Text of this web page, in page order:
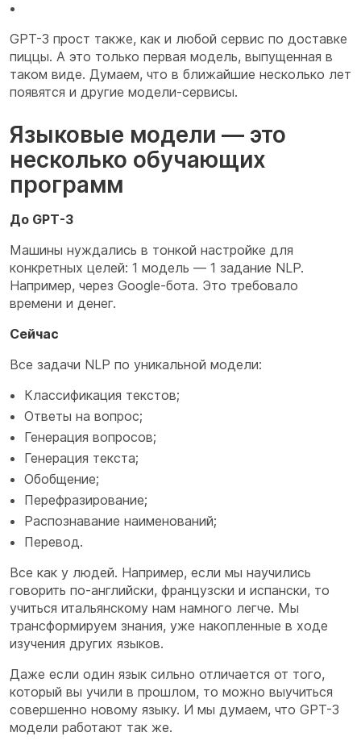
GPT-3 прост также, как и любой сервис по доставке
пиццы. А это только первая модель, выпущенная в
таком виде. Думаем, что в ближайшие несколько лет
появятся и другие модели-сервисы.
Языковые модели — это
несколько обучающих
программ
До GPT-3
Машины нуждались в тонкой настройке для
конкретных целей: 1 модель — 1 задание NLP.
Например, через Google-бота. Это требовало
времени и денег.
Сейчас
Все задачи NLP по уникальной модели:
Классификация текстов;
Ответы на вопрос;
Генерация вопросов;
Генерация текста;
Обобщение;
Перефразирование;
Распознавание наименований;
Перевод.
Все как у людей. Например, если мы научились
говорить по-английски, французски и испански, то
учиться итальянскому нам намного легче. Мы
трансформируем знания, уже накопленные в ходе
изучения других языков.
Даже если один язык сильно отличается от того,
который вы учили в прошлом, то можно выучиться
совершенно новому языку. И мы думаем, что GPT-3
модели работают так же.